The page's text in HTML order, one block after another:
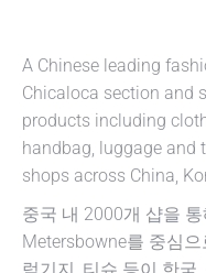
A Chinese leading
Chicaloca section and
products including
handbag, luggage and
shops across China,
중국 내 2000개 샵을
Metersbowne를 중심